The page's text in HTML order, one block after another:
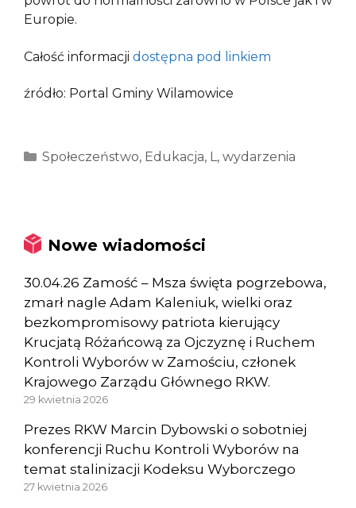
Europie.
Całość informacji dostępna pod linkiem
źródło: Portal Gminy Wilamowice
Kategorie
Społeczeństwo, Edukacja, L, wydarzenia
Nowe wiadomości
30.04.26 Zamość – Msza święta pogrzebowa,
zmarł nagle Adam Kaleniuk, wielki oraz
bezkompromisowy patriota kierujący
Krucjatą Różańcową za Ojczyznę i Ruchem
Kontroli Wyborów w Zamościu, członek
Krajowego Zarządu Głównego RKW.
29 kwietnia 2026
Prezes RKW Marcin Dybowski o sobotniej
konferencji Ruchu Kontroli Wyborów na
temat stalinizacji Kodeksu Wyborczego
27 kwietnia 2026